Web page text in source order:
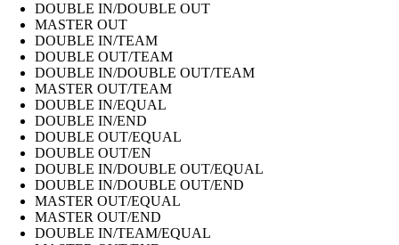
DOUBLE IN/DOUBLE OUT
MASTER OUT
DOUBLE IN/TEAM
DOUBLE OUT/TEAM
DOUBLE IN/DOUBLE OUT/TEAM
MASTER OUT/TEAM
DOUBLE IN/EQUAL
DOUBLE IN/END
DOUBLE OUT/EQUAL
DOUBLE OUT/EN
DOUBLE IN/DOUBLE OUT/EQUAL
DOUBLE IN/DOUBLE OUT/END
MASTER OUT/EQUAL
MASTER OUT/END
DOUBLE IN/TEAM/EQUAL